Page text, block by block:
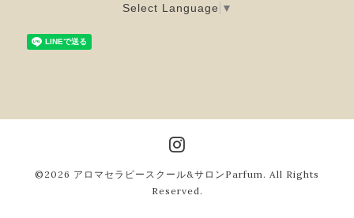
Select Language ▼
©2026 アロマセラピースクール&サロンParfum . All Rights
Reserved.